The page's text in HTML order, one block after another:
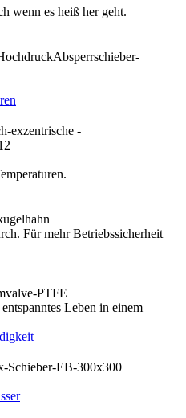
wenn es heiß her geht.
Für mehr Betriebssicherheit
Leben in einem